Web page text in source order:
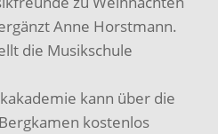
Anne Horstmann.
die Musikschule
kann über die
kostenlos